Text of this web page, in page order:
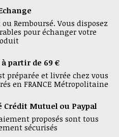
Remboursé. Vous disposez
pour échanger votre
partir de 69 €
préparée et livrée chez vous
en FRANCE Métropolitaine
Mutuel ou Paypal
proposés sont tous
sécurisés